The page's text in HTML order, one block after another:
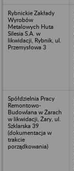
Rybnickie Zakłady
Wyrobów
Metalowych Huta
Silesia S.A. w
likwidacji, Rybnik, ul.
Przemysłowa 3
Spółdzielnia Pracy
Remontowo-
Budowlana w Żarach
w likwidacji, Żary, ul.
Szklarska 39
(dokumentacja w
trakcie
porządkowania)